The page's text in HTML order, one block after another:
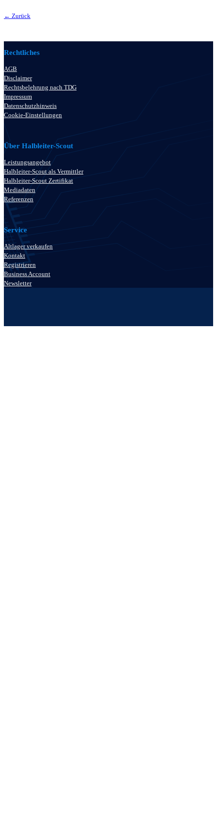
← Zurück
Rechtliches
AGB
Disclaimer
Rechtsbelehrung nach TDG
Impressum
Datenschutzhinweis
Cookie-Einstellungen
Über Halbleiter-Scout
Leistungsangebot
Halbleiter-Scout als Vermittler
Halbleiter-Scout Zertifikat
Mediadaten
Referenzen
Service
Altlager verkaufen
Kontakt
Registrieren
Business Account
Newsletter